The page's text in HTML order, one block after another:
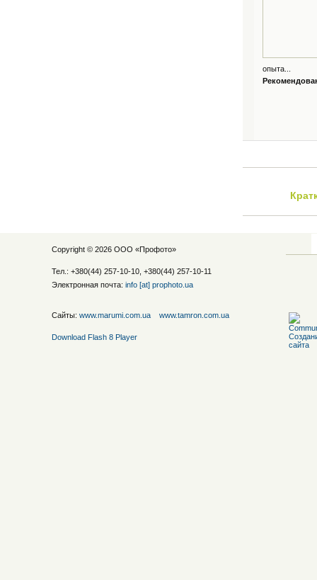
опыта...
Copyright © 2026 ООО «Профото»
Тел.: +380(44) 257-10-10, +380(44) 257-10-11
Электронная почта: info [at] prophoto.ua
Сайты: www.marumi.com.ua www.tamron.com.ua
Download Flash 8 Player